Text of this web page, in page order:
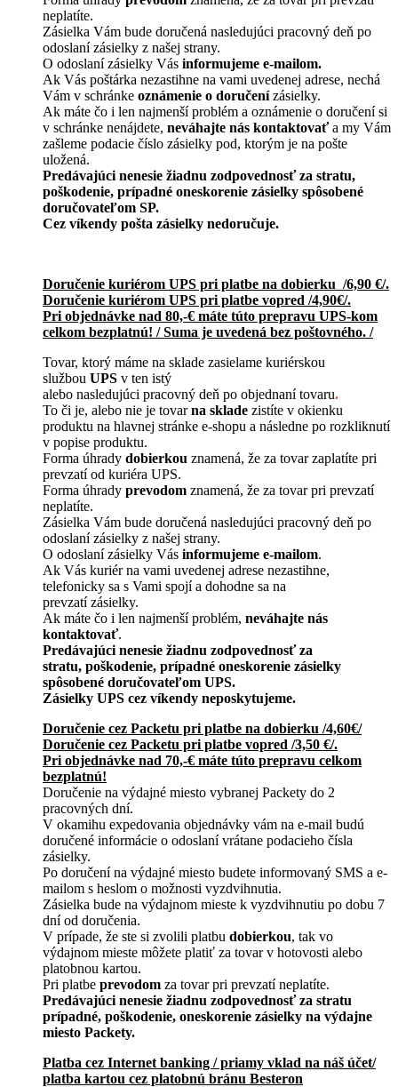
neplatíte.
Zásielka Vám bude doručená nasledujúci pracovný deň po
odoslaní zásielky z našej strany.
O odoslaní zásielky Vás informujeme e-mailom.
Ak Vás poštárka nezastihne na vami uvedenej adrese, nechá
Vám v schránke oznámenie o doručenízásielky.
Ak máte čo i len najmenší problém a oznámenie o doručení si
v schránke nenájdete, neváhajte nás kontaktovaťa my Vám
zašleme podacie číslo zásielky pod, ktorým je na pošte
uložená.
Predávajúci nenesie žiadnu zodpovednosť za stratu,
poškodenie, prípadné oneskorenie zásielky spôsobené
doručovateľom SP.
Cez víkendy pošta zásielky nedoručuje.
Doručenie kuriérom UPS pri platbe na dobierku /6,90 €/.
Doručenie kuriérom UPS pri platbe vopred /4,90€/.
Pri objednávke nad 80,-€ máte túto prepravu UPS-kom
celkom bezplatnú! / Suma je uvedená bez poštovného. /
Tovar, ktorý máme na sklade zasielame kuriérskou
službou UPS v ten istý
alebo nasledujúci pracovný deň po objednaní tovaru.
To či je, alebo nie je tovarna sklade zistíte v okienku
produktu na hlavnej stránke e-shopu a následne po rozkliknutí
v popise produktu.
Forma úhrady dobierkou znamená, že za tovar zaplatíte pri
prevzatí od kuriéra UPS.
Forma úhrady prevodom znamená, že za tovar pri prevzatí
neplatíte.
Zásielka Vám bude doručená nasledujúci pracovný deň po
odoslaní zásielky z našej strany.
O odoslaní zásielky Vás informujeme e-mailom.
Ak Vás kuriér na vami uvedenej adrese nezastihne,
telefonicky sa s Vami spojí a dohodne sa na
prevzatí zásielky.
Ak máte čo i len najmenší problém, neváhajte nás
kontaktovať.
Predávajúci nenesie žiadnu zodpovednosť za
stratu, poškodenie, prípadné oneskorenie zásielky
spôsobené doručovateľom UPS.
Zásielky UPS cez víkendy neposkytujeme.
Doručenie cez Packetu pri platbe na dobierku /4,60€/
Doručenie cez Packetu pri platbe vopred /3,50 €/.
Pri objednávke nad 70,-€ máte túto prepravu celkom
bezplatnú!
Doručenie na výdajné miesto vybranej Packety do 2
pracovných dní.
V okamihu expedovania objednávky vám na e-mail budú
doručené informácie o odoslaní vrátane podacieho čísla
zásielky.
Po doručení na výdajné miesto budete informovaný SMS a e-
mailom s heslom o možnosti vyzdvihnutia.
Zásielka bude na výdajnom mieste k vyzdvihnutiu po dobu 7
dní od doručenia.
V prípade, že ste si zvolili platbu dobierkou, tak vo
výdajnom mieste môžete platiť za tovar v hotovosti alebo
platobnou kartou.
Pri platbe prevodom za tovar pri prevzatí neplatíte.
Predávajúci nenesie žiadnu zodpovednosť za stratu
prípadné, poškodenie, oneskorenie zásielky na výdajne
miesto Packety.
Platba cez Internet banking / priamy vklad na náš účet/
platba kartou cez platobnú bránu Besteron